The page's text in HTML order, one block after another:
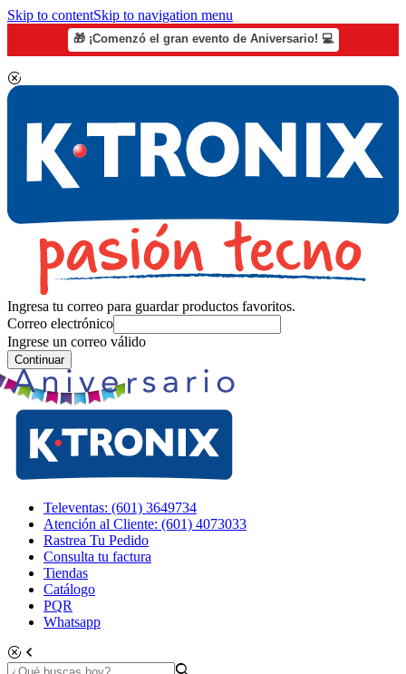
Skip to contentSkip to navigation menu
🎁 ¡Comenzó el gran evento de Aniversario! 💻
Ingresa tu correo para guardar productos favoritos.
Correo electrónico
Ingrese un correo válido
Continuar
Televentas: (601) 3649734
Atención al Cliente: (601) 4073033
Rastrea Tu Pedido
Consulta tu factura
Tiendas
Catálogo
PQR
Whatsapp